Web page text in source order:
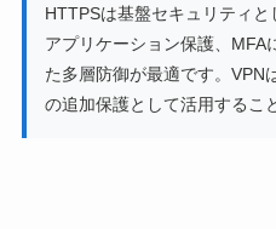
HTTPSは基盤セキュリティ
アプリケーション保護、MFA
た多層防御が最適です。VPN
の追加保護として活用するこ